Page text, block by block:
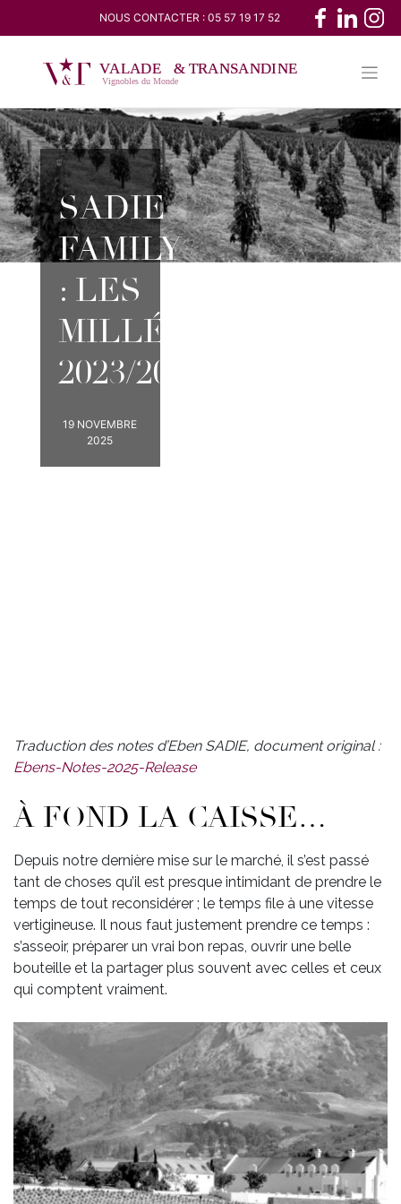
content
NOUS CONTACTER : 05 57 19 17 52
SADIE
FAMILY
: LES
MILLÉSIMES
2023/2024
19 NOVEMBRE
2025
Traduction des notes d’Eben SADIE, document original :
Ebens-Notes-2025-Release
À FOND LA CAISSE…
Depuis notre dernière mise sur le marché, il s’est passé
tant de choses qu’il est presque intimidant de prendre le
temps de tout reconsidérer ; le temps file à une vitesse
vertigineuse. Il nous faut justement prendre ce temps :
s’asseoir, préparer un vrai bon repas, ouvrir une belle
bouteille et la partager plus souvent avec celles et ceux
qui comptent vraiment.